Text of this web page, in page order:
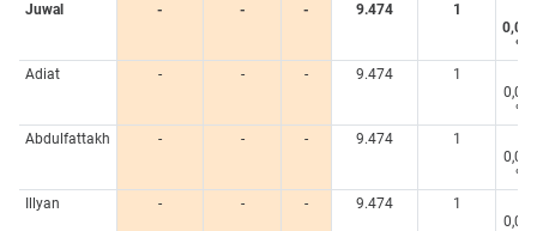
Juwal
- - - 9.474 1
%
Adiat
- - - 9.474 1
%
Abdulfattakh
- - - 9.474 1
%
Illyan
- - - 9.474 1